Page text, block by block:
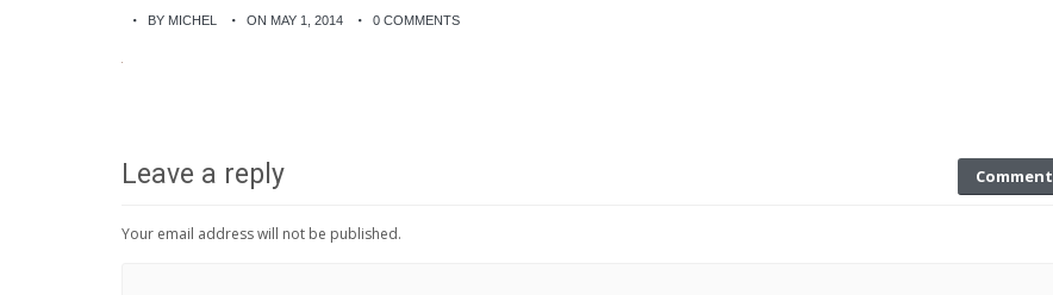
BY MICHEL ON MAY 1, 2014 0 COMMENTS
Leave a reply Comment
Your email address will not be published.